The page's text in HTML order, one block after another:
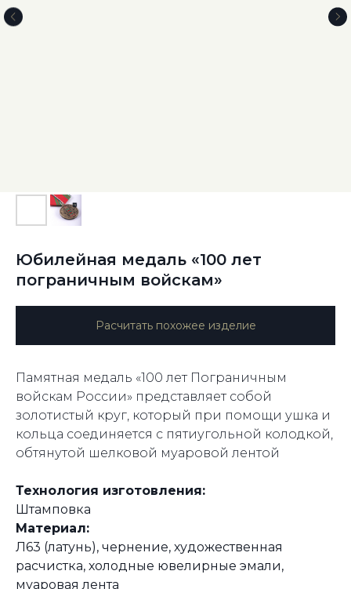
Юбилейная медаль «100 лет
пограничным войскам»
Расчитать похожее изделие
Памятная медаль «100 лет Пограничным
войскам России» представляет собой
золотистый круг, который при помощи ушка и
кольца соединяется с пятиугольной колодкой,
обтянутой шелковой муаровой лентой
Технология изготовления:
Штамповка
Материал:
Л63 (латунь), чернение, художественная
расчистка, холодные ювелирные эмали,
муаровая лента